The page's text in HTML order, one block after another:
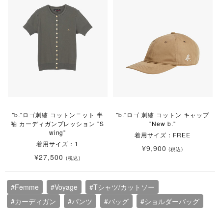
"b."ロゴ刺繍 コットンニット 半
袖 カーディガンプレッション "S
wing"
着用サイズ：1
¥27,500 (税込)
"b."ロゴ 刺繍 コットン キャップ
"New b."
着用サイズ：FREE
¥9,900(税込)
#Femme #Voyage
#Tシャツ/カットソー
#カーディガン
#パンツ #バッグ #ショルダーバッグ